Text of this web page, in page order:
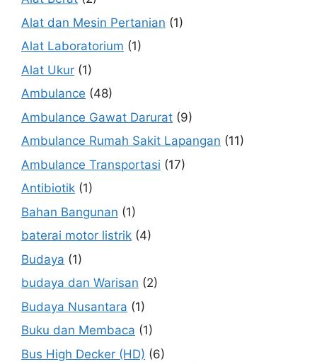
Alat dan Mesin Pertanian (1)
Alat Laboratorium (1)
Alat Ukur (1)
Ambulance (48)
Ambulance Gawat Darurat (9)
Ambulance Rumah Sakit Lapangan (11)
Ambulance Transportasi (17)
Antibiotik (1)
Bahan Bangunan (1)
baterai motor listrik (4)
Budaya (1)
budaya dan Warisan (2)
Budaya Nusantara (1)
Buku dan Membaca (1)
Bus High Decker (HD) (6)